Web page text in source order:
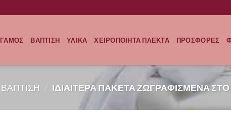
ΓΑΜΟΣ ΒΑΠΤΙΣΗ ΥΛΙΚΑ ΧΕΙΡΟΠΟΙΗΤΑ ΠΛΕΚΤΑ ΠΡΟΣΦΟΡΕΣ
ΒΑΠΤΙΣΗ / ΙΔΙΑΙΤΕΡΑ ΠΑΚΕΤΑ ΖΩΓΡΑΦΙΣΜΕΝΑ ΣΤΟ